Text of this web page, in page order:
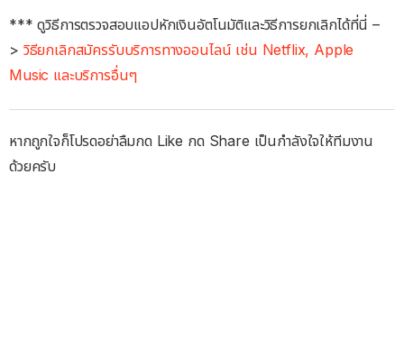
*** ดูวิธีการตรวจสอบแอปหักเงินอัตโนมัติและวิธีการยกเลิกได้ที่นี่ –
> วิธียกเลิกสมัครรับบริการทางออนไลน์ เช่น Netflix, Apple
Music และบริการอื่นๆ
หากถูกใจก็โปรดอย่าลืมกด Like กด Share เป็นกำลังใจให้ทีมงาน
ด้วยครับ